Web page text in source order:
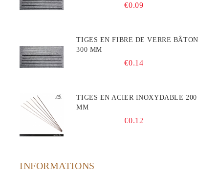
€0.09
TIGES EN FIBRE DE VERRE BÂTON
300 MM
€0.14
TIGES EN ACIER INOXYDABLE 200
MM
€0.12
INFORMATIONS